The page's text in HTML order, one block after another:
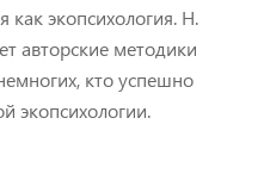
как экопсихология. Н.
авторские методики
кто успешно
экопсихологии.